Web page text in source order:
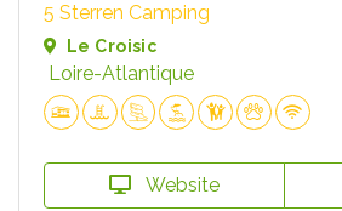
5 Sterren Camping
Le Croisic
Loire-Atlantique
Website